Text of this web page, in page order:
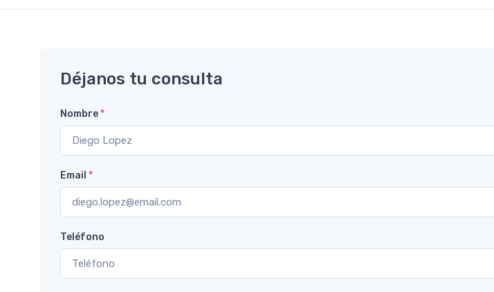
Déjanos tu consulta
Nombre*
Email *
Teléfono